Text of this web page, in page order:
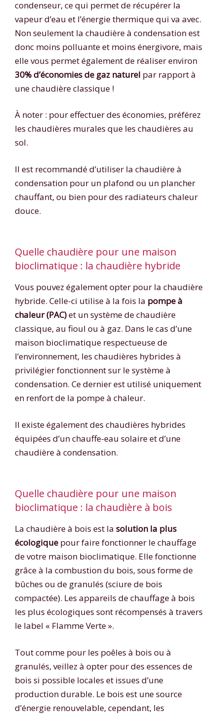
condenseur, ce qui permet de récupérer la
vapeur d’eau et l’énergie thermique qui va avec.
Non seulement la chaudière à condensation est
donc moins polluante et moins énergivore, mais
elle vous permet également de réaliser environ
30% d’économies de gaz naturel par rapport à
une chaudière classique !
À noter : pour effectuer des économies, préférez
les chaudières murales que les chaudières au
sol.
Il est recommandé d’utiliser la chaudière à
condensation pour un plafond ou un plancher
chauffant, ou bien pour des radiateurs chaleur
douce.
Quelle chaudière pour une maison
bioclimatique : la chaudière hybride
Vous pouvez également opter pour la chaudière
hybride. Celle-ci utilise à la fois la pompe à
chaleur (PAC)et un système de chaudière
classique, au fioul ou à gaz. Dans le cas d’une
maison bioclimatique respectueuse de
l’environnement, les chaudières hybrides à
privilégier fonctionnent sur le système à
condensation. Ce dernier est utilisé uniquement
en renfort de la pompe à chaleur.
Il existe également des chaudières hybrides
équipées d’un chauffe-eau solaire et d’une
chaudière à condensation.
Quelle chaudière pour une maison
bioclimatique : la chaudière à bois
La chaudière à bois est la solution la plus
écologique pour faire fonctionner le chauffage
de votre maison bioclimatique. Elle fonctionne
grâce à la combustion du bois, sous forme de
bûches ou de granulés (sciure de bois
compactée). Les appareils de chauffage à bois
les plus écologiques sont récompensés à travers
le label « Flamme Verte ».
Tout comme pour les poêles à bois ou à
granulés, veillez à opter pour des essences de
bois si possible locales et issues d’une
production durable. Le bois est une source
d’énergie renouvelable, cependant, les